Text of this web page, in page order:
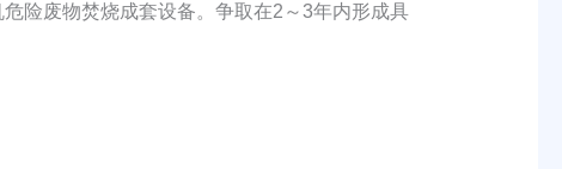
险废物焚烧成套设备。争取在2～3年内形成具